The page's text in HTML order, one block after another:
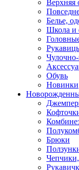
Верхняя
Белье,
Школа и
Обувь
Новинки
Брюки